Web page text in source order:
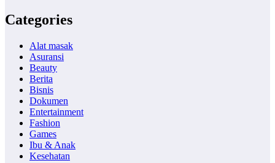
Categories
Alat masak
Asuransi
Beauty
Berita
Bisnis
Dokumen
Entertainment
Fashion
Games
Ibu & Anak
Kesehatan